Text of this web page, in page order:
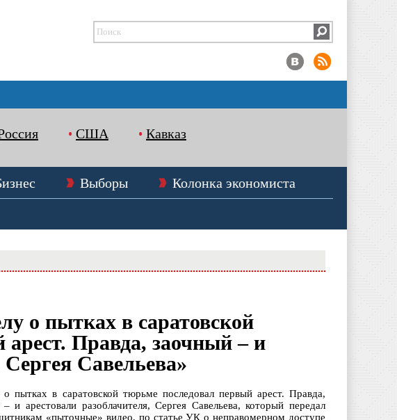
США Кавказ
Выборы
Колонка экономиста
о пытках в саратовской
Правда, заочный – и
Сергея Савельева»
пытках в саратовской тюрьме последовал первый арест. Правда,
и арестовали разоблачителя, Сергея Савельева, который передал
«пыточные» видео, по статье УК о неправомерном доступе